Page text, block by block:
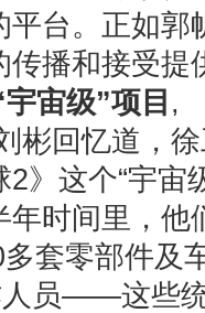
平台。正如郭
播和接受提
宙级”项目 ,
彬回忆道，
2》这个“宇
时间里，他
套零部件及
人员——这些